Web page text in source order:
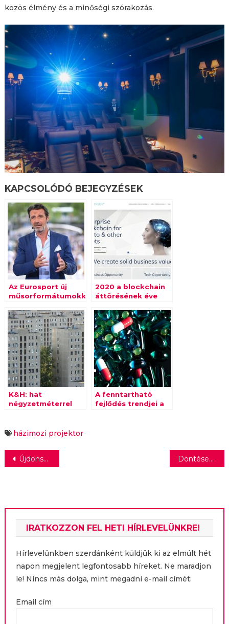
közös élmény és a minőségi szórakozás.
KAPCSOLÓDÓ BEJEGYZÉSEK
Az Eurosport új
műsorformátumokkal
Openre
2020 a blockchain
áttörésének éve
K&H: hat
négyzetméterrel
A fenntartható
fejlődés trendjei a
házimozi projektor
Bejegyzés
Újdonságok a Startlap mobilverziójában Döntések a Magyar Telekom Éves Rendes Közgyűlésének napirendjén szereplő kérdésekben
IRATKOZZON FEL HETI HÍRLEVELÜNKRE!
Hírlevelünkben szerdánként küldjük ki az elmúlt hét
napon megjelent legfontosabb híreket. Ne maradjon
le! Nincs más dolga, mint megadni e-mail címét:
Email cím